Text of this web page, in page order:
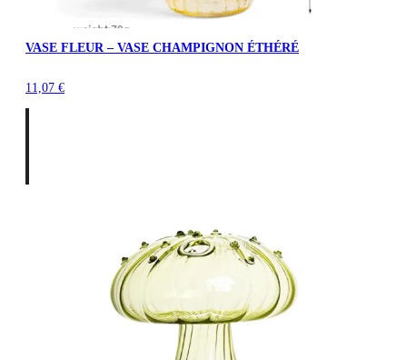
VASE FLEUR – VASE CHAMPIGNON ÉTHÉRÉ
11,07 €